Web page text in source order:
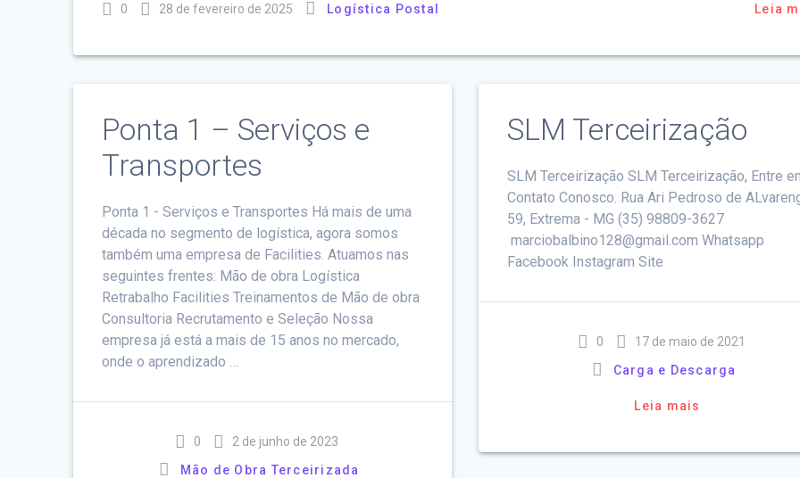
0 28 de fevereiro de 2025 Logística Postal Leia
Ponta 1 – Serviços e
Transportes
Ponta 1 - Serviços e Transportes Há mais de uma
década no segmento de logística, agora somos
também uma empresa de Facilities. Atuamos nas
seguintes frentes: Mão de obra Logística
Retrabalho Facilities Treinamentos de Mão de obra
Consultoria Recrutamento e Seleção Nossa
empresa já está a mais de 15 anos no mercado,
onde o aprendizado …
0
2 de junho de 2023
Mão de Obra Terceirizada
SLM Terceirização
SLM Terceirização SLM Terceirização, Entre
Contato Conosco. Rua Ari Pedroso de
59, Extrema - MG (35) 98809-3627
marciobalbino128@gmail.com Whatsapp
Facebook Instagram Site
0
17 de maio de 2021
Carga e Descarga
Leia mais